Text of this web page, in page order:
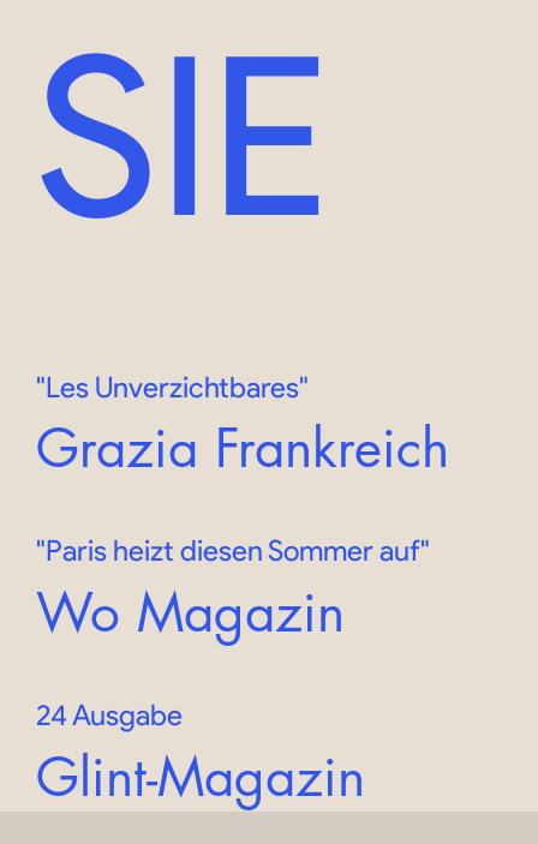
"Les Unverzichtbares"
Grazia Frankreich
"Paris heizt diesen Sommer auf"
Wo Magazin
24 Ausgabe
Glint-Magazin
SIE